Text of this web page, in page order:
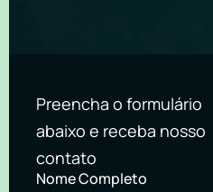
Preencha o formulário
abaixo e receba nosso
contato
Nome Completo